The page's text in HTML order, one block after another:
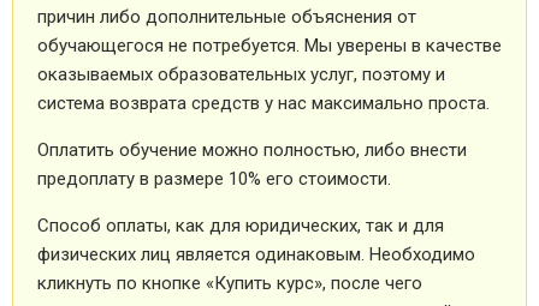
причин либо дополнительные объяснения от
обучающегося не потребуется. Мы уверены в качестве
оказываемых образовательных услуг, поэтому и
система возврата средств у нас максимально проста.
Оплатить обучение можно полностью, либо внести
предоплату в размере 10% его стоимости.
Способ оплаты, как для юридических, так и для
физических лиц является одинаковым. Необходимо
кликнуть по кнопке «Купить курс», после чего